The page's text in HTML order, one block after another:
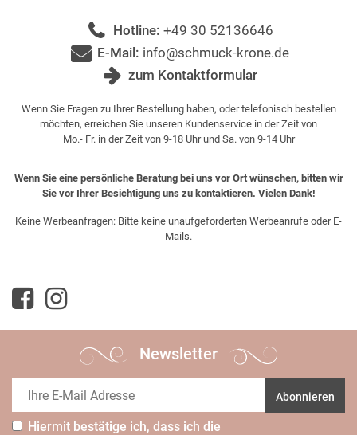
Hotline: +49 30 52136646
E-Mail: info@schmuck-krone.de
zum Kontaktformular
Wenn Sie Fragen zu Ihrer Bestellung haben, oder telefonisch bestellen
möchten, erreichen Sie unseren Kundenservice in der Zeit von
Mo.- Fr. in der Zeit von 9-18 Uhr und Sa. von 9-14 Uhr
Wenn Sie eine persönliche Beratung bei uns vor Ort wünschen, bitten wir
Sie vor Ihrer Besichtigung uns zu kontaktieren. Vielen Dank!
Keine Werbeanfragen: Bitte keine unaufgeforderten Werbeanrufe oder E-
Mails.
Newsletter
Abonnieren
Hiermit bestätige ich, dass ich die